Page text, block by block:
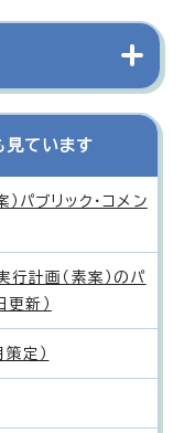
見ています
パブリック・コメン
計画（素案）のパ
更新）
定）